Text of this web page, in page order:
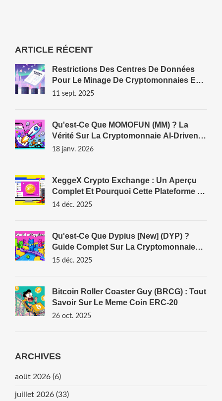
ARTICLE RÉCENT
Restrictions Des Centres De Données
Pour Le Minage De Cryptomonnaies En
Norvège (2025)
11 sept. 2025
Qu'est-Ce Que MOMOFUN (MM) ? La
Vérité Sur La Cryptomonnaie AI-Driven
Meme
18 janv. 2026
XeggeX Crypto Exchange : Un Aperçu
Complet Et Pourquoi Cette Plateforme A
Fermé Définitivement
14 déc. 2025
Qu'est-Ce Que Dypius [New] (DYP) ?
Guide Complet Sur La Cryptomonnaie
DeFi Et Gaming
15 déc. 2025
Bitcoin Roller Coaster Guy (BRCG) : Tout
Savoir Sur Le Meme Coin ERC‑20
26 oct. 2025
ARCHIVES
août 2026 (6)
juillet 2026 (33)